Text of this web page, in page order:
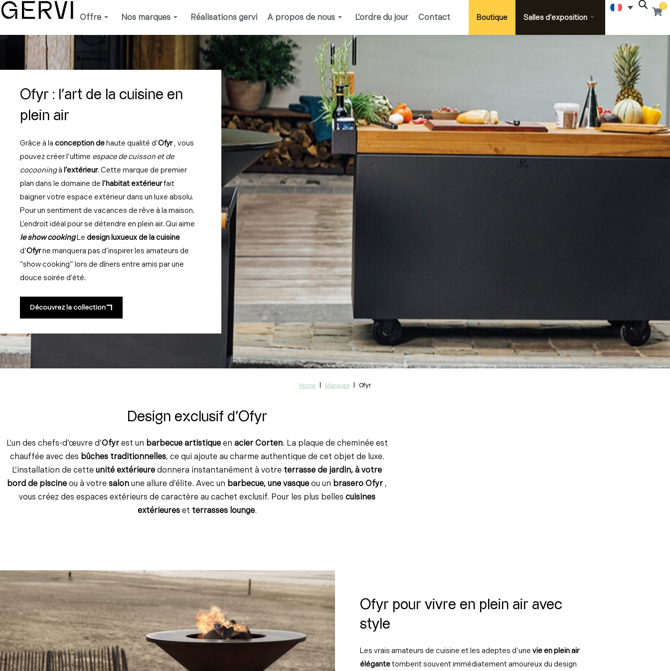
Aller
au
contenu
Offre Nos marques Réalisations gervi A propos de nous L’ordre du jour Contact Boutique Salles d’exposition
0
Ofyr : l'art de la cuisine en
plein air
Grâce à la conception dehaute qualité d’Ofyr, vous
pouvez créer l’ultime espace de cuisson et de
cocooningà l’extérieur. Cette marque de premier
plan dans le domaine de l’habitat extérieurfait
baigner votre espace extérieur dans un luxe absolu.
Pour un sentiment de vacances de rêve à la maison.
L’endroit idéal pour se détendre en plein air. Qui aime
le show cookingLe design luxueux de la cuisine
d’Ofyrne manquera pas d’inspirer les amateurs de
“show cooking” lors de dîners entre amis par une
douce soirée d’été.
Découvrez la collection
Home | Marques | Ofyr
Design exclusif d'Ofyr
L’un des chefs-d’œuvre d’Ofyr est un barbecue artistique en acier Corten. La plaque de cheminée est
chauffée avec des bûches traditionnelles, ce qui ajoute au charme authentique de cet objet de luxe.
L’installation de cette unité extérieure donnera instantanément à votre terrasse de jardin, à votre
bord de piscine ou à votre salon une allure d’élite. Avec un barbecue, une vasque ou un brasero Ofyr ,
vous créez des espaces extérieurs de caractère au cachet exclusif. Pour les plus belles cuisines
extérieures et terrasses lounge.
Ofyr pour vivre en plein air avec
style
Les vrais amateurs de cuisine et les adeptes d’une vie en plein air
élégantetombent souvent immédiatement amoureux du design